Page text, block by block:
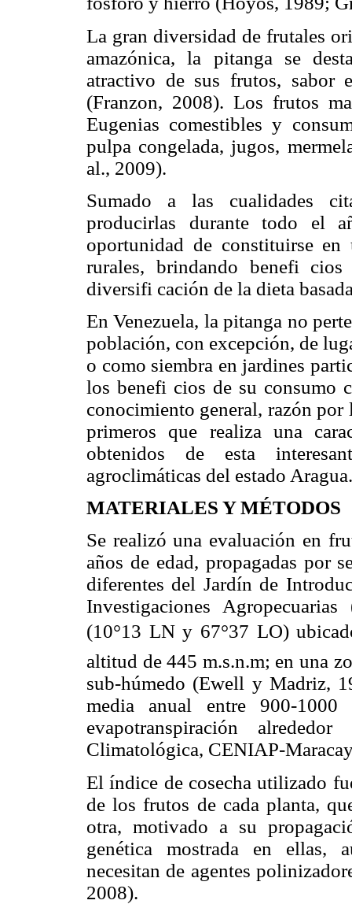
La gran diversidad de frutales
amazónica, la pitanga se
atractivo de sus frutos,
(Franzon, 2008). Los frutos
Eugenias comestibles y
pulpa congelada, jugos,
al., 2009).
Sumado a las cualidades
producirlas durante todo el
oportunidad de constituirse
rurales, brindando benefi
diversifi cación de la dieta
En Venezuela, la pitanga no
población, con excepción, de
o como siembra en jardines
los benefi cios de su consumo
conocimiento general, razón por
primeros que realiza una
obtenidos de esta
agroclimáticas del estado Aragua.
MATERIALES Y MÉTODOS
Se realizó una evaluación en
años de edad, propagadas por
diferentes del Jardín de
Investigaciones
(10°13 LN y 67°37 LO)
altitud de 445 m.s.n.m; en una
sub-húmedo (Ewell y Madriz,
media anual entre 900-
evapotranspiración
Climatológica, CENIAP-
El índice de cosecha utilizado
de los frutos de cada planta,
otra, motivado a su
genética mostrada en ellas,
necesitan de agentes
2008).